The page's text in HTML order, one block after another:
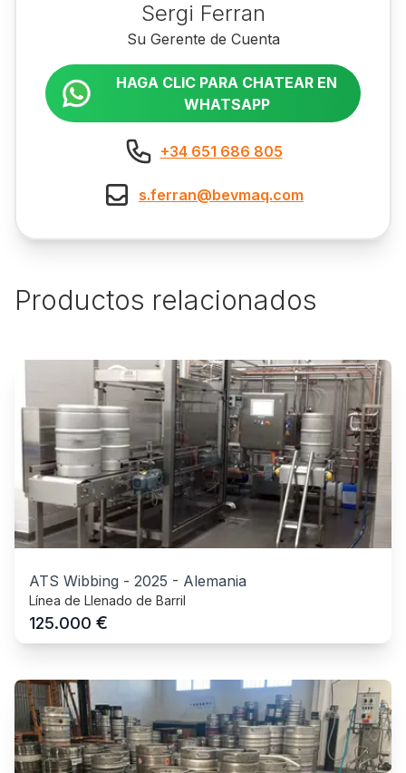
Sergi Ferran
Su Gerente de Cuenta
HAGA CLIC PARA CHATEAR EN
WHATSAPP
+34 651 686 805
s.ferran@bevmaq.com
Productos relacionados
ATS Wibbing - 2025 - Alemania
Línea de Llenado de Barril
125.000 €